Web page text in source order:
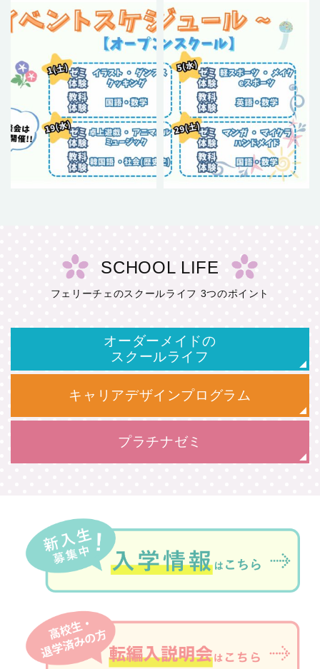
SCHOOL LIFE
フェリーチェのスクールライフ 3つのポイント
オーダーメイドの
スクールライフ
キャリアデザインプログラム
プラチナゼミ